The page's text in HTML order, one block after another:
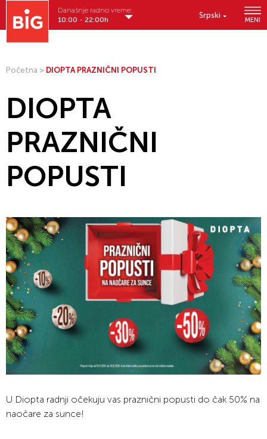
Srpski
MENI
Današnje radno vreme:
10:00 - 22:00h
Početna > DIOPTA PRAZNIČNI POPUSTI
DIOPTA
PRAZNIČNI
POPUSTI
U Diopta radnji očekuju vas praznični popusti do čak 50% na
naočare za sunce!